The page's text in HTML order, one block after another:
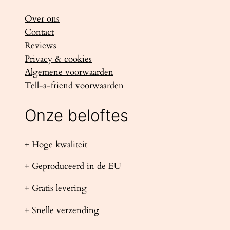
Over ons
Contact
Reviews
Privacy & cookies
Algemene voorwaarden
Tell-a-friend voorwaarden
Onze beloftes
+ Hoge kwaliteit
+ Geproduceerd in de EU
+ Gratis levering
+ Snelle verzending